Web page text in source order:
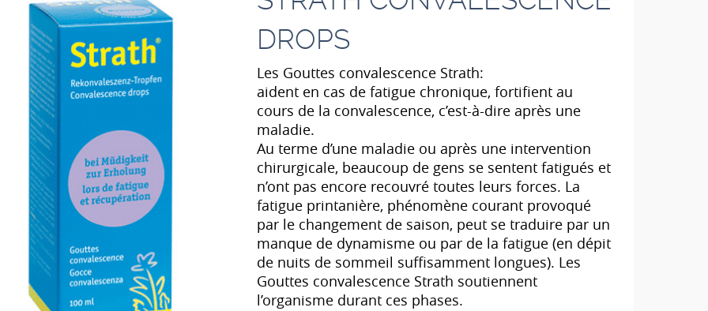
DROPS
Les Gouttes convalescence Strath:
aident en cas de fatigue chronique, fortifient au
cours de la convalescence, c’est-à-dire après une
maladie.
Au terme d’une maladie ou après une intervention
chirurgicale, beaucoup de gens se sentent fatigués et
n’ont pas encore recouvré toutes leurs forces. La
fatigue printanière, phénomène courant provoqué
par le changement de saison, peut se traduire par un
manque de dynamisme ou par de la fatigue (en dépit
de nuits de sommeil suffisamment longues). Les
Gouttes convalescence Strath soutiennent
l’organisme durant ces phases.